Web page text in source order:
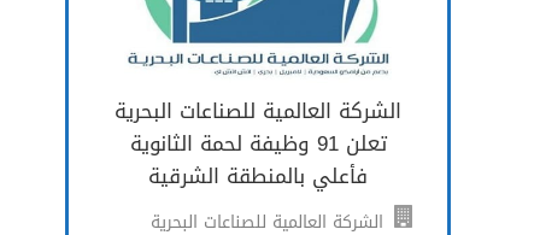
الشركة العالمية للصناعات البحرية
تعلن 91 وظيفة لحمة الثانوية
فأعلي بالمنطقة الشرقية
الشركة العالمية للصناعات البحرية